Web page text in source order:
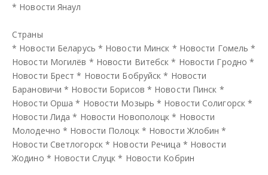
* Новости Янаул
Страны
* Новости Беларусь * Новости Минск * Новости Гомель *
Новости Могилёв * Новости Витебск * Новости Гродно *
Новости Брест * Новости Бобруйск * Новости
Барановичи * Новости Борисов * Новости Пинск *
Новости Орша * Новости Мозырь * Новости Солигорск *
Новости Лида * Новости Новополоцк * Новости
Молодечно * Новости Полоцк * Новости Жлобин *
Новости Светлогорск * Новости Речица * Новости
Жодино * Новости Слуцк * Новости Кобрин